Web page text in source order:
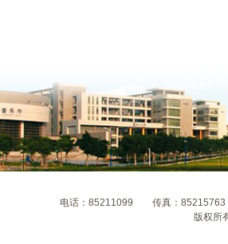
电话：85211099 传真：85215763
版权所